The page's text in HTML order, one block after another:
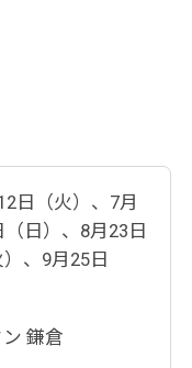
日（火）、7月
日）、8月23日
、9月25日
鎌倉